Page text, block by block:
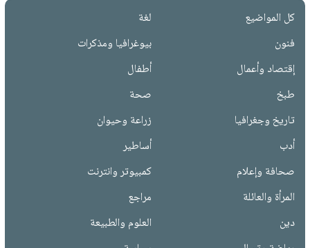
كل المواضيع
لغة
فنون
بيوغرافيا ومذكرات
إقتصاد وأعمال
أطفال
طبخ
صحة
تاريخ وجغرافيا
زراعة وحيوان
أدب
أساطير
صحافة وإعلام
كمبيوتر وانترنت
المرأة والعائلة
مراجع
دين
العلوم والطبيعة